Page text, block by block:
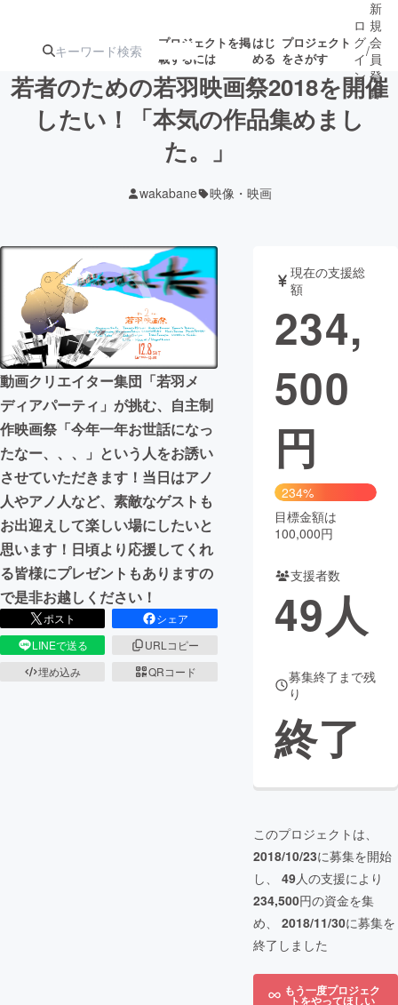
プロジェクトを掲
載するには
はじ
める
プロジェクト
をさがす
注目の新着プロ
募集終了が近いプ
テクノロジー・ガジェット
映像・映画 書籍・雑誌
ビジネス・起業 チャレンジ
まちづくり・地域活性化
CAMPFIRE for Social Good
CAMPFIRE Creation
CAMPFIREふるさと納税machi-ya コミュニティ
ロ
グ
イ
ン
/
新
規
会
員
登
録
若者のための若羽映画祭2018を開催
したい！「本気の作品集めまし
た。」
wakabane 映像・映画
動画クリエイター集団「若羽メ
ディアパーティ」が挑む、自主制
作映画祭「今年一年お世話になっ
たなー、、、」という人をお誘い
させていただきます！当日はアノ
人やアノ人など、素敵なゲストも
お出迎えして楽しい場にしたいと
思います！日頃より応援してくれ
る皆様にプレゼントもありますの
で是非お越しください！
ポスト
シェア
LINEで送る
URLコピー
埋め込み
QRコード
現在の支援総
額
234,
500
円
234%
目標金額は
100,000円
支援者数
49人
募集終了まで残
り
終了
このプロジェクトは、
2018/10/23に募集を開始
し、 49人の支援により
234,500円の資金を集
め、 2018/11/30に募集を
終了しました
もう一度プロジェク
トをやってほしい